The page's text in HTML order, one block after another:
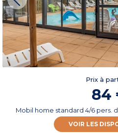
Prix à
84
Mobil home standard 4/6 pers.
VOIR LES